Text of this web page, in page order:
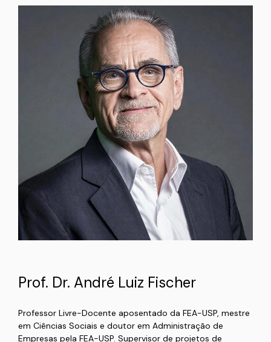
Prof. Dr. André Luiz Fischer
Professor Livre-Docente aposentado da FEA-USP, mestre
em Ciências Sociais e doutor em Administração de
Empresas pela FEA-USP. Supervisor de projetos de